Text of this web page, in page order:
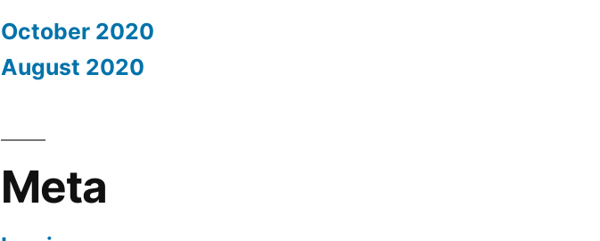
October 2020
August 2020
Meta